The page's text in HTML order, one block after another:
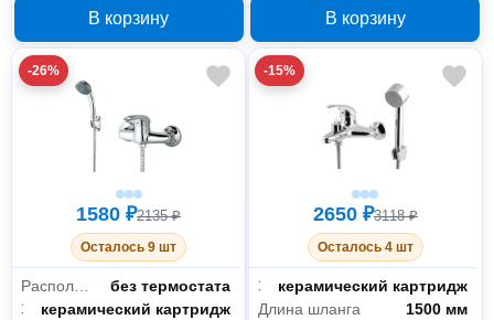
370 хром EC0370
В корзину В корзину
-26%
1580 ₽2135 ₽
Осталось 9 шт
Расположение термостата
без термостата
Запорный клапанкерамический картридж
-15%
2650 ₽3118 ₽
Осталось 4 шт
Запорный клапанкерамический картридж
Длина шланга
1500 мм